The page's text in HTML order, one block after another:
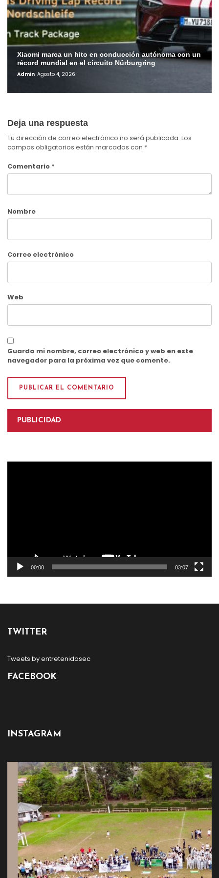
Xiaomi marca un hito en conducción autónoma con un
récord mundial en el circuito Nürburgring
Admin Agosto 4, 2026
Deja una respuesta
Tu dirección de correo electrónico no será publicada. Los
campos obligatorios están marcados con *
Comentario *
Nombre
Correo electrónico
Web
Guarda mi nombre, correo electrónico y web en este
navegador para la próxima vez que comente.
PUBLICIDAD
00:00 03:07
TWITTER
Tweets by entretenidosec
FACEBOOK
INSTAGRAM